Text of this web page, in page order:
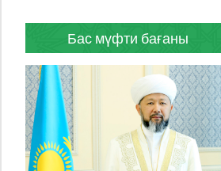
Бас мүфти бағаны